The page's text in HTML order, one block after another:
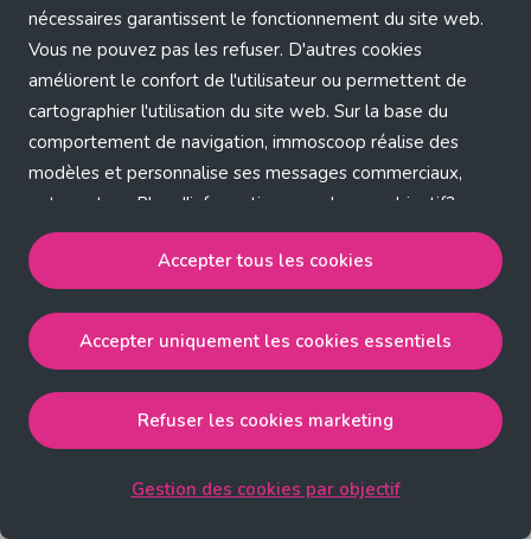
nécessaires garantissent le fonctionnement du site web.
Vous ne pouvez pas les refuser. D'autres cookies
améliorent le confort de l'utilisateur ou permettent de
cartographier l'utilisation du site web. Sur la base du
comportement de navigation, immoscoop réalise des
modèles et personnalise ses messages commerciaux,
entre autres. Plus d'informations sur chaque objectif?
Cliquez sur 'Gestion des cookies par objectif'.
Notre politique de cookies
Accepter tous les cookies
strictement nécessaires, performance, fonctionnalité et
publicité ciblée.
Accepter uniquement les cookies essentielsaccepte
les cookies strictement nécessaires.
Accepter tous les cookies
Accepter uniquement les cookies essentiels
Refuser les cookies marketing
Gestion des cookies par objectif
Application error: a client-side exception has occurred (see the
browser console for more information)